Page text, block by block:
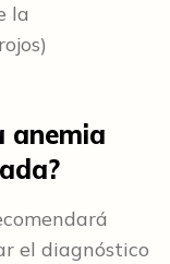
la
anemia
el diagnóstico